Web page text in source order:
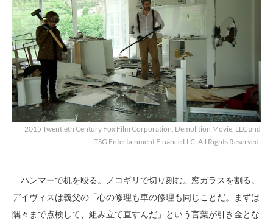
2015 Twentieth Century Fox Film Corporation, Demolition Movie, LLC and
TSG Entertainment Finance LLC. All Rights Reserved.
ハンマーで机を殴る。ノコギリで切り刻む。窓ガラスを割る。
デイヴィスは義父の「心の修理も車の修理も同じことだ。まずは
隅々まで点検して、組み立て直すんだ」という言葉が引き金とな